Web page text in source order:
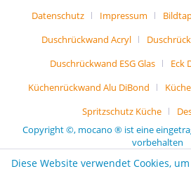
Datenschutz
Impressum
Duschrückwand Acryl
Duschrückwand ESG Glas
Eck
Küchenrückwand Alu DiBond
Spritzschutz Küche
Copyright ©, mocano ® ist eine
vorbehalten
Diese Website verwendet Cookies,